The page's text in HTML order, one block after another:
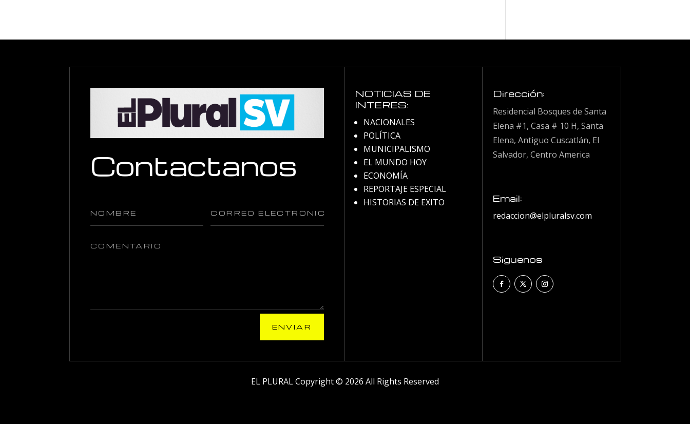
Contactanos
ENVIAR
NOTICIAS DE
INTERES:
NACIONALES
POLÍTICA
MUNICIPALISMO
EL MUNDO HOY
ECONOMÍA
REPORTAJE ESPECIAL
HISTORIAS DE EXITO
Dirección:
Residencial Bosques de Santa
Elena #1, Casa # 10 H, Santa
Elena, Antiguo Cuscatlán, El
Salvador, Centro America
Email:
redaccion@elpluralsv.com
Siguenos
EL PLURAL Copyright © 2026 All Rights Reserved